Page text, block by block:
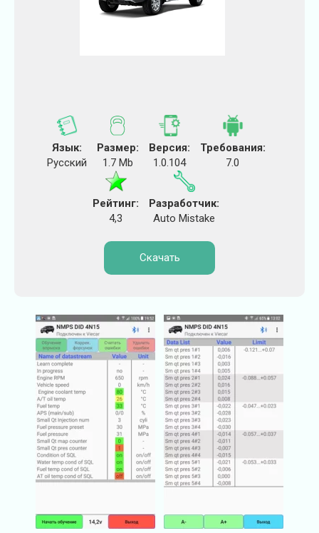
Язык:
Русский
Размер:
1.7 Mb
Версия:
1.0.104
Требования:
7.0
Рейтинг:
4,3
Разработчик:
Auto Mistake
Скачать